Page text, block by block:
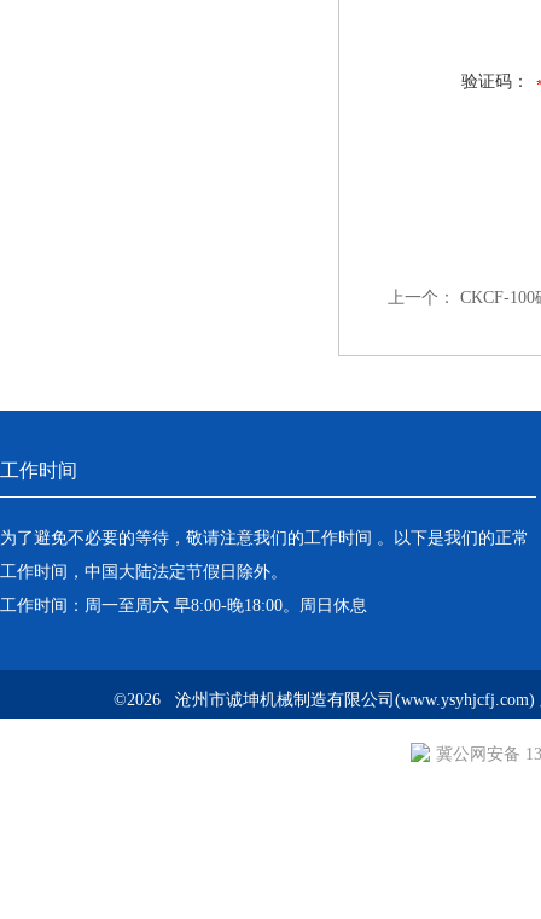
验证码：
上一个： CKCF-
工作时间
为了避免不必要的等待，敬请注意我们的工作时间 。以下是我们的正常
工作时间，中国大陆法定节假日除外。
工作时间：周一至周六 早8:00-晚18:00。周日休息
©2026 沧州市诚坤机械制造有限公司
冀公网安备